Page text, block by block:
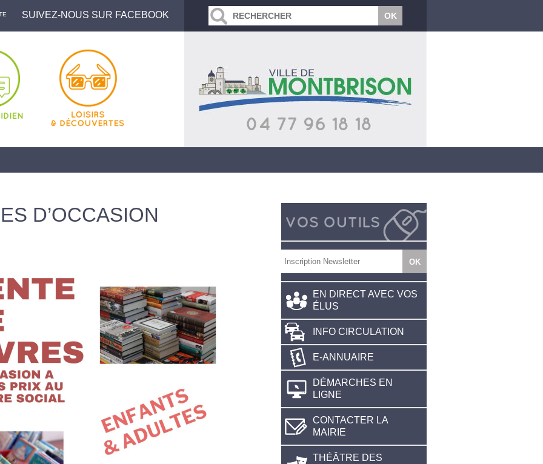
SUIVEZ-NOUS SUR FACEBOOK
D’OCCASION
EN DIRECT AVEC VOS
ÉLUS
INFO CIRCULATION
E-ANNUAIRE
DÉMARCHES EN
LIGNE
CONTACTER LA
MAIRIE
THÉÂTRE DES